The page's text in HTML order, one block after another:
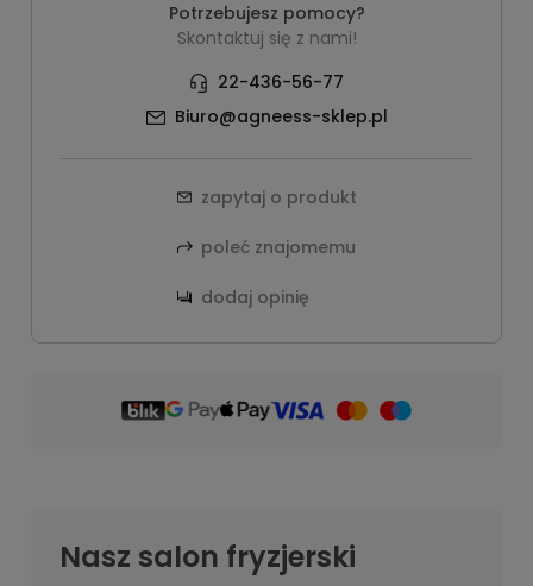
Potrzebujesz pomocy?
Skontaktuj się z nami!
22-436-56-77
Biuro@agneess-sklep.pl
zapytaj o produkt
poleć znajomemu
dodaj opinię
Nasz salon fryzjerski